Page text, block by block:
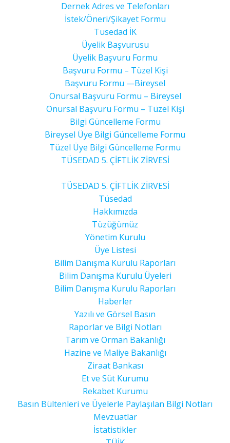
Dernek Adres ve Telefonları
İstek/Öneri/Şikayet Formu
Tusedad İK
Üyelik Başvurusu
Üyelik Başvuru Formu
Başvuru Formu – Tüzel Kişi
Başvuru Formu —Bireysel
Onursal Başvuru Formu – Bireysel
Onursal Başvuru Formu – Tüzel Kişi
Bilgi Güncelleme Formu
Bireysel Üye Bilgi Güncelleme Formu
Tüzel Üye Bilgi Güncelleme Formu
TÜSEDAD 5. ÇİFTLİK ZİRVESİ
TÜSEDAD 5. ÇİFTLİK ZİRVESİ
Tüsedad
Hakkımızda
Tüzüğümüz
Yönetim Kurulu
Üye Listesi
Bilim Danışma Kurulu Raporları
Bilim Danışma Kurulu Üyeleri
Bilim Danışma Kurulu Raporları
Haberler
Yazılı ve Görsel Basın
Raporlar ve Bilgi Notları
Tarım ve Orman Bakanlığı
Hazine ve Maliye Bakanlığı
Ziraat Bankası
Et ve Süt Kurumu
Rekabet Kurumu
Basın Bültenleri ve Üyelerle Paylaşılan Bilgi Notları
Mevzuatlar
İstatistikler